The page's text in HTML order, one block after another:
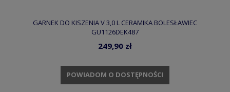
GARNEK DO KISZENIA V 3,0 L CERAMIKA BOLESŁAWIEC
GU1126DEK487
249,90 zł
POWIADOM O DOSTĘPNOŚCI